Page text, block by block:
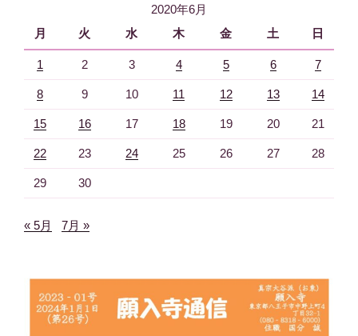
2020年6月
月
火 水 木 金 土 日
1 2 3 4 5 6 7
8 9 10 11 12 13 14
15 16 17 18 19 20 21
22 23 24 25 26 27 28
29 30
« 5月 7月 »